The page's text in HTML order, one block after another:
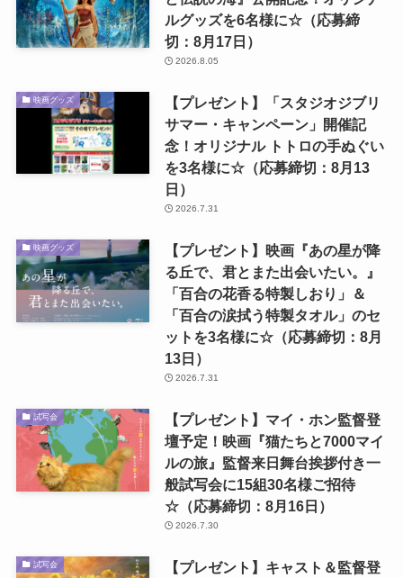
ルグッズを6名様に☆（応募締
切：8月17日）
2026.8.05
映画グッズ
【プレゼント】「スタジオジブリ
サマー・キャンペーン」開催記
念！オリジナル トトロの手ぬぐい
を3名様に☆（応募締切：8月13
日）
2026.7.31
映画グッズ
【プレゼント】映画『あの星が降
る丘で、君とまた出会いたい。』
「百合の花香る特製しおり」＆
「百合の涙拭う特製タオル」のセ
ットを3名様に☆（応募締切：8月
13日）
2026.7.31
試写会
【プレゼント】マイ・ホン監督登
壇予定！映画『猫たちと7000マイ
ルの旅』監督来日舞台挨拶付き一
般試写会に15組30名様ご招待
☆（応募締切：8月16日）
2026.7.30
試写会
【プレゼント】キャスト＆監督登